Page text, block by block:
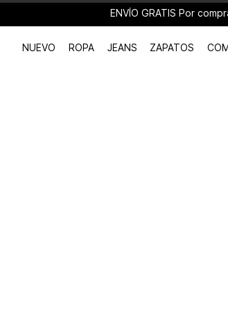
ENVÍO GRATIS Por
NUEVO ROPA JEANS ZAPATOS